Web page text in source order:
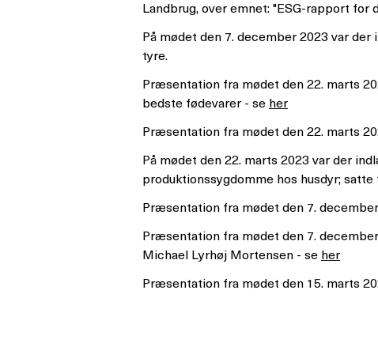
Landbrug, over emnet: "ESG-rapport for
På mødet den 7. december 2023 var
tyre.
Præsentation fra mødet den 22. marts
bedste fødevarer - se her
Præsentation fra mødet den 22. marts
På mødet den 22. marts 2023 var der
produktionssygdomme hos husdyr;
Præsentation fra mødet den 7.
Præsentation fra mødet den 7.
Michael Lyrhøj Mortensen - se her
Præsentation fra mødet den 15. marts